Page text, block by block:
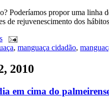
Poderíamos propor uma linha
de rejuvenescimento dos
, manguaça cidadão,
2010
em cima do